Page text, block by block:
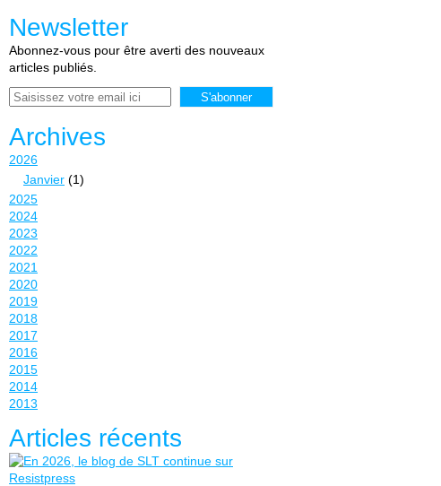
Newsletter
Abonnez-vous pour être averti des nouveaux
articles publiés.
Email
Archives
2026
Janvier (1)
2025
2024
2023
2022
2021
2020
2019
2018
2017
2016
2015
2014
2013
Articles récents